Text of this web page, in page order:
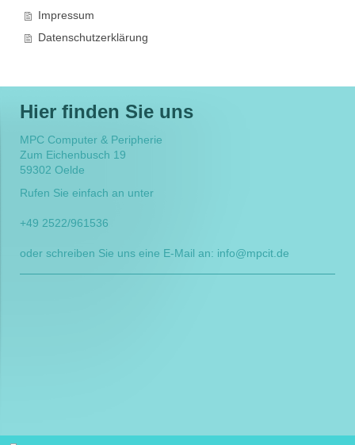
Impressum
Datenschutzerklärung
Hier finden Sie uns
MPC Computer & Peripherie
Zum Eichenbusch 19
59302 Oelde
Rufen Sie einfach an unter
+49 2522/961536
oder schreiben Sie uns eine E-Mail an: info@mpcit.de